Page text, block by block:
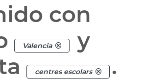
con
Valencia
y
centres escolars .